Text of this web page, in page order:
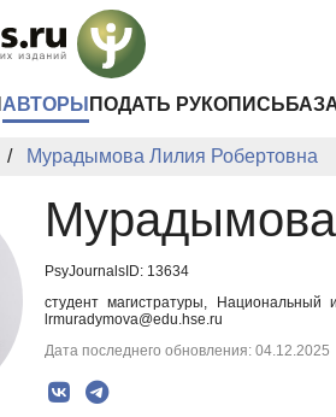
АВТОРЫ ПОДАТЬ РУКОПИСЬ
Мурадымова Лилия Робертовна
PsyJournalsID: 13634
студент магистратуры,
lrmuradymova@edu.hse.ru
Дата последнего обновления: 04.12.2025